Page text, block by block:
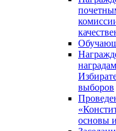
выборов
основы